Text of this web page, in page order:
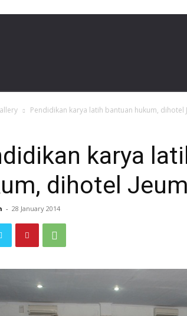
Pendidikan karya latih bantuan hukum, dihotel
karya
dihotel
- 28 January 2014